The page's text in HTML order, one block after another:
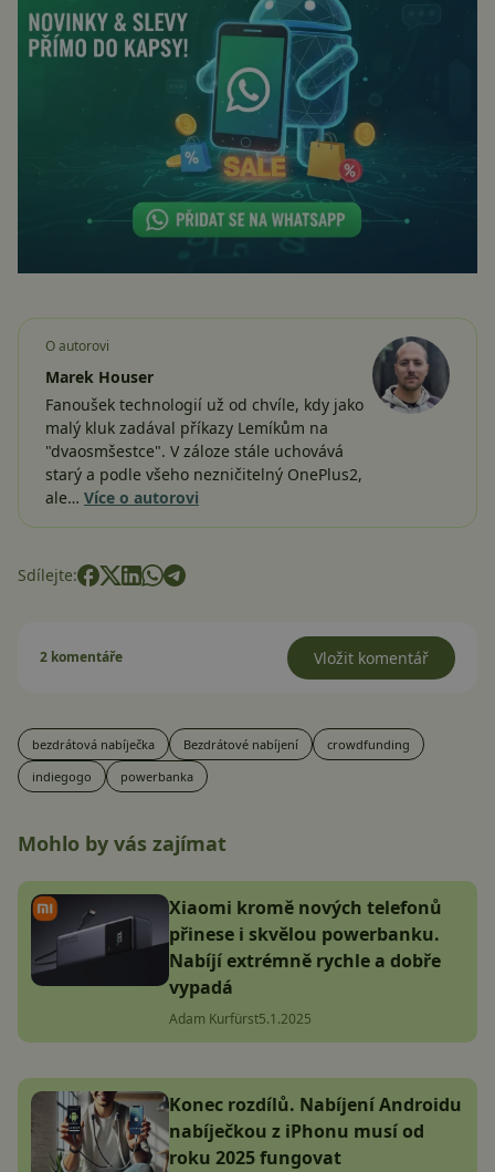
O autorovi
Marek Houser
Fanoušek technologií už od chvíle, kdy jako
malý kluk zadával příkazy Lemíkům na
"dvaosmšestce". V záloze stále uchovává
starý a podle všeho nezničitelný OnePlus2,
ale… Více o autorovi
Sdílejte:
2 komentáře Vložit komentář
bezdrátová nabíječka Bezdrátové nabíjení
crowdfunding
indiegogo
powerbanka
Mohlo by vás zajímat
Xiaomi kromě nových telefonů
přinese i skvělou powerbanku.
Nabíjí extrémně rychle a dobře
vypadá
Adam Kurfürst5.1.2025
Konec rozdílů. Nabíjení Androidu
nabíječkou z iPhonu musí od
roku 2025 fungovat